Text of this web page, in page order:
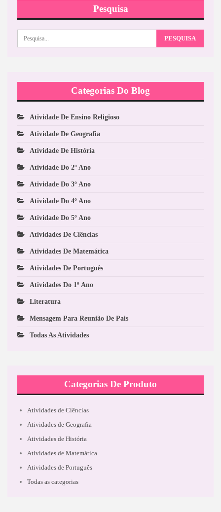
Pesquisa
Categorias Do Blog
Atividade De Ensino Religioso
Atividade De Geografia
Atividade De História
Atividade Do 2º Ano
Atividade Do 3º Ano
Atividade Do 4º Ano
Atividade Do 5º Ano
Atividades De Ciências
Atividades De Matemática
Atividades De Português
Atividades Do 1º Ano
Literatura
Mensagem Para Reunião De Pais
Todas As Atividades
Categorias De Produto
Atividades de Ciências
Atividades de Geografia
Atividades de História
Atividades de Matemática
Atividades de Português
Todas as categorias